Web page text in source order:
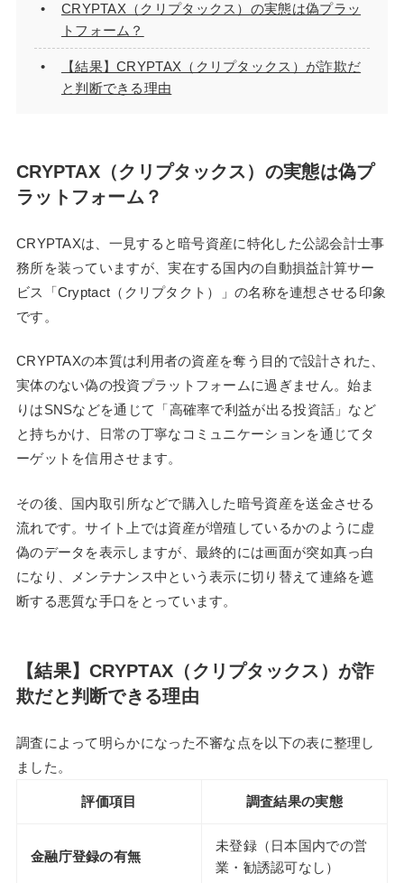
CRYPTAX（クリプタックス）の実態は偽プラッ
トフォーム？
【結果】CRYPTAX（クリプタックス）が詐欺だ
と判断できる理由
CRYPTAX（クリプタックス）の実態は偽プ
ラットフォーム？
CRYPTAXは、一見すると暗号資産に特化した公認会計士事
務所を装っていますが、実在する国内の自動損益計算サー
ビス「Cryptact（クリプタクト）」の名称を連想させる印象
です。
CRYPTAXの本質は利用者の資産を奪う目的で設計された、
実体のない偽の投資プラットフォームに過ぎません。始ま
りはSNSなどを通じて「高確率で利益が出る投資話」など
と持ちかけ、日常の丁寧なコミュニケーションを通じてタ
ーゲットを信用させます。
その後、国内取引所などで購入した暗号資産を送金させる
流れです。サイト上では資産が増殖しているかのように虚
偽のデータを表示しますが、最終的には画面が突如真っ白
になり、メンテナンス中という表示に切り替えて連絡を遮
断する悪質な手口をとっています。
【結果】CRYPTAX（クリプタックス）が詐
欺だと判断できる理由
調査によって明らかになった不審な点を以下の表に整理し
ました。
評価項目 調査結果の実態
金融庁登録の有無
未登録（日本国内での営
業・勧誘認可なし）